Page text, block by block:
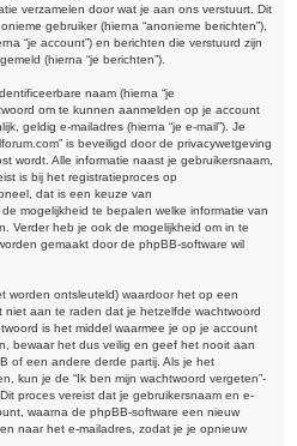
verzamelen door wat je aan ons verstuurt. Dit
gebruiker (hierna “anonieme berichten”),
“je account”) en berichten die verstuurd zijn
(hierna “je berichten”).
naam (hierna “je
om te kunnen aanmelden op je account
geldig e-mailadres (hierna “je e-mail”). Je
is beveiligd door de privacywetgeving
wordt. Alle informatie naast je gebruikersnaam,
is bij het registratieproces op
dat is een keuze van
mogelijkheid te bepalen welke informatie van
Verder heb je ook de mogelijkheid om in te
gemaakt door de phpBB-software wil
worden ontsleuteld) waardoor het op een
niet aan te raden dat je hetzelfde wachtwoord
is het middel waarmee je op je account
bewaar het dus veilig en geef het nooit aan
of een andere derde partij. Als je het
kun je de “Ik ben mijn wachtwoord vergeten”-
proces vereist dat je gebruikersnaam en e-
waarna de phpBB-software een nieuw
naar het e-mailadres, zodat je je opnieuw